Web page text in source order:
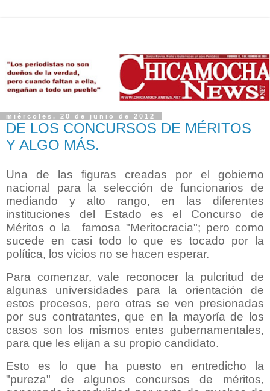
miércoles, 20 de junio de 2012
DE LOS CONCURSOS DE MÉRITOS
Y ALGO MÁS.
Una de las figuras creadas por el gobierno
nacional para la selección de funcionarios de
mediando y alto rango, en las diferentes
instituciones del Estado es el Concurso de
Méritos o la famosa "Meritocracia"; pero como
sucede en casi todo lo que es tocado por la
política, los vicios no se hacen esperar.
Para comenzar, vale reconocer la pulcritud de
algunas universidades para la orientación de
estos procesos, pero otras se ven presionadas
por sus contratantes, que en la mayoría de los
casos son los mismos entes gubernamentales,
para que les elijan a su propio candidato.
Esto es lo que ha puesto en entredicho la
"pureza" de algunos concursos de méritos,